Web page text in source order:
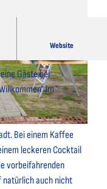
Photographie Kirk Dahmke |
CC-BY-SA
Website
Gäste bei
im
Bei einem Kaffee
leckeren Cocktail
vorbeifahrenden
natürlich auch nicht